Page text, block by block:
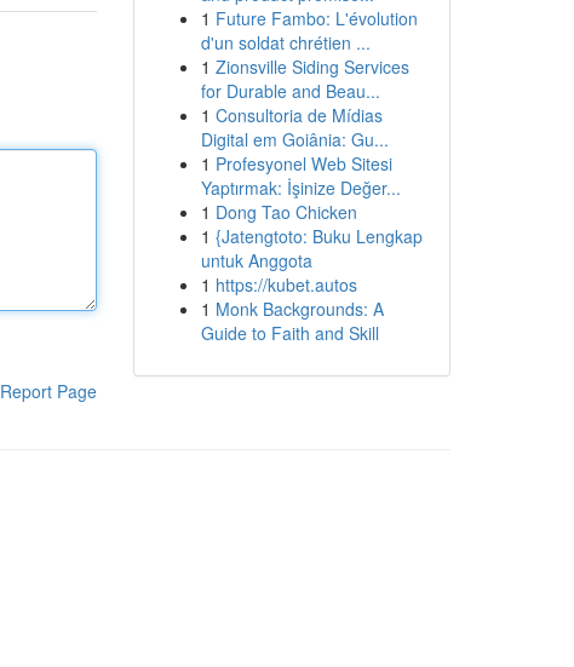
Report Page
1 Future Fambo: L'évolution
d'un soldat chrétien ...
1 Zionsville Siding Services
for Durable and Beau...
1 Consultoria de Mídias
Digital em Goiânia: Gu...
1 Profesyonel Web Sitesi
Yaptırmak: İşinize Değer...
1 Dong Tao Chicken
1 {Jatengtoto: Buku Lengkap
untuk Anggota
1 https://kubet.autos
1 Monk Backgrounds: A
Guide to Faith and Skill